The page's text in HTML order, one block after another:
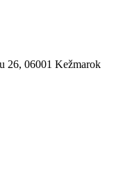
26, 06001 Kežmarok